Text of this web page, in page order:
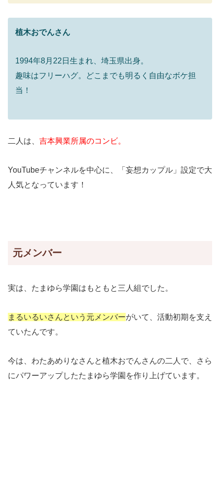
植木おでんさん
1994年8月22日生まれ、埼玉県出身。
趣味はフリーハグ。どこまでも明るく自由なボケ担
当！
二人は、 吉本興業所属のコンビ。
YouTubeチャンネルを中心に、「妄想カップル」設定で大
人気となっています！
元メンバー
実は、たまゆら学園はもともと三人組でした。
まるいるいさんという元メンバーがいて、活動初期を支え
ていたんです。
今は、わたあめりなさんと植木おでんさんの二人で、さら
にパワーアップしたたまゆら学園を作り上げています。